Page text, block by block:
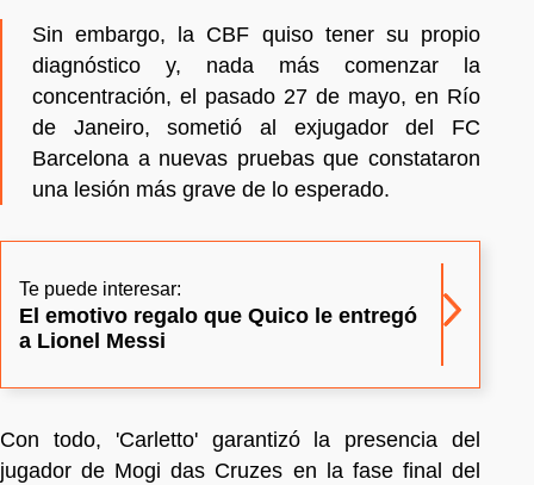
Sin embargo, la CBF quiso tener su propio
diagnóstico y, nada más comenzar la
concentración, el pasado 27 de mayo, en Río
de Janeiro, sometió al exjugador del FC
Barcelona a nuevas pruebas que constataron
una lesión más grave de lo esperado.
Te puede interesar:
El emotivo regalo que Quico le entregó
a Lionel Messi
Con todo, 'Carletto' garantizó la presencia del
jugador de Mogi das Cruzes en la fase final del